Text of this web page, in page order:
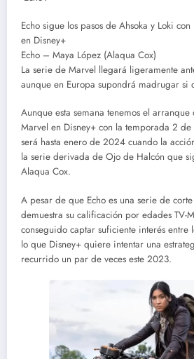
Echo sigue los pasos de Ahsoka y Loki
en Disney+
Echo – Maya López (Alaqua Cox)
La serie de Marvel llegará ligeramente
aunque en Europa supondrá madrugar si
Aunque esta semana tenemos el
Marvel en Disney+ con la temporada 2
será hasta enero de 2024 cuando la
la serie derivada de Ojo de Halcón que
Alaqua Cox.
A pesar de que Echo es una serie de
demuestra su calificación por edades TV-
conseguido captar suficiente interés entre
lo que Disney+ quiere intentar una
recurrido un par de veces este 2023.